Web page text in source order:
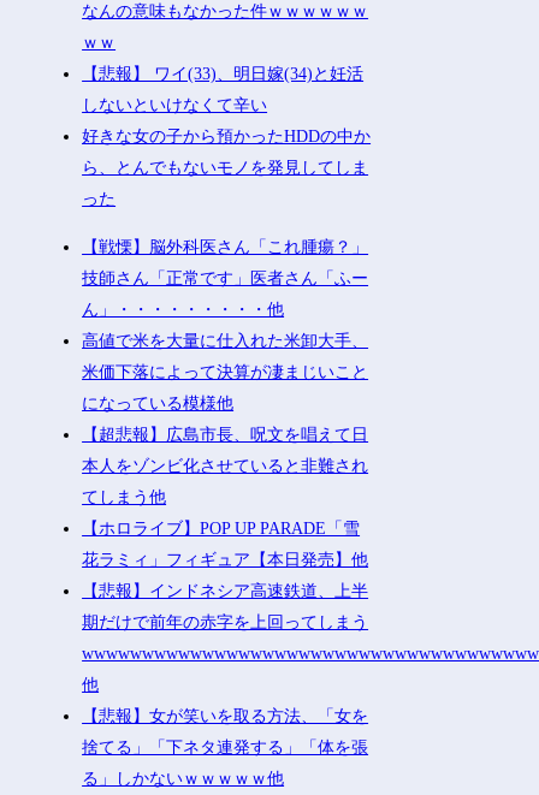
なんの意味もなかった件ｗｗｗｗｗｗ
ｗｗ
【悲報】 ワイ(33)、明日嫁(34)と妊活
しないといけなくて辛い
好きな女の子から預かったHDDの中か
ら、とんでもないモノを発見してしま
った
【戦慄】脳外科医さん「これ腫瘍？」
技師さん「正常です」医者さん「ふー
ん」・・・・・・・・・他
高値で米を大量に仕入れた米卸大手、
米価下落によって決算が凄まじいこと
になっている模様他
【超悲報】広島市長、呪文を唱えて日
本人をゾンビ化させていると非難され
てしまう他
【ホロライブ】POP UP PARADE「雪
花ラミィ」フィギュア【本日発売】他
【悲報】インドネシア高速鉄道、上半
期だけで前年の赤字を上回ってしまう
他
【悲報】女が笑いを取る方法、「女を
捨てる」「下ネタ連発する」「体を張
る」しかないｗｗｗｗｗ他